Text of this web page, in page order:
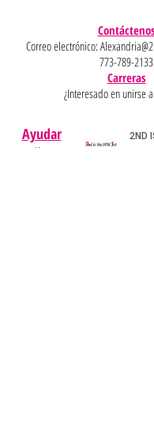
Correo electrónico:
773-789-2133
Carreras
¿Interesado en unirse
Ayudar
Políticas